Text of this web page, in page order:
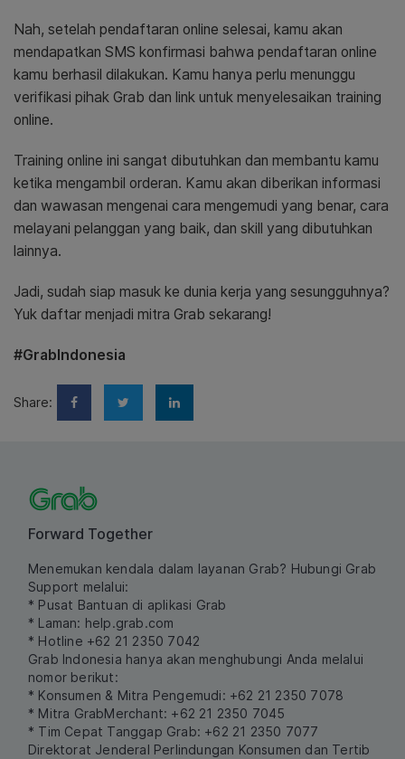
Nah, setelah pendaftaran online selesai, kamu akan
mendapatkan SMS konfirmasi bahwa pendaftaran online
kamu berhasil dilakukan. Kamu hanya perlu menunggu
verifikasi pihak Grab dan link untuk menyelesaikan training
online.
Training online ini sangat dibutuhkan dan membantu kamu
ketika mengambil orderan. Kamu akan diberikan informasi
dan wawasan mengenai cara mengemudi yang benar, cara
melayani pelanggan yang baik, dan skill yang dibutuhkan
lainnya.
Jadi, sudah siap masuk ke dunia kerja yang sesungguhnya?
Yuk daftar menjadi mitra Grab sekarang!
#GrabIndonesia
Share:
Forward Together
Menemukan kendala dalam layanan Grab? Hubungi Grab
Support melalui:
* Pusat Bantuan di aplikasi Grab
* Laman: help.grab.com
* Hotline +62 21 2350 7042
Grab Indonesia hanya akan menghubungi Anda melalui
nomor berikut:
* Konsumen & Mitra Pengemudi: +62 21 2350 7078
* Mitra GrabMerchant: +62 21 2350 7045
* Tim Cepat Tanggap Grab: +62 21 2350 7077
Direktorat Jenderal Perlindungan Konsumen dan Tertib